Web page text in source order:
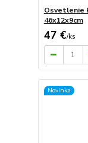
Osvetlenie
46x12x9cm
47 €/ks
Novinka